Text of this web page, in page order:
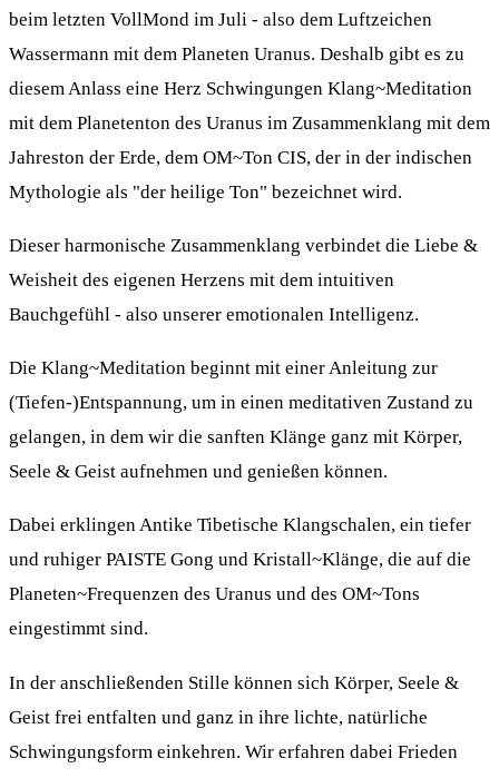
beim letzten VollMond im Juli - also dem Luftzeichen
Wassermann mit dem Planeten Uranus. Deshalb gibt es zu
diesem Anlass eine Herz Schwingungen Klang~Meditation
mit dem Planetenton des Uranus im Zusammenklang mit dem
Jahreston der Erde, dem OM~Ton CIS, der in der indischen
Mythologie als "der heilige Ton" bezeichnet wird.
Dieser harmonische Zusammenklang verbindet die Liebe &
Weisheit des eigenen Herzens mit dem intuitiven
Bauchgefühl - also unserer emotionalen Intelligenz.
Die Klang~Meditation beginnt mit einer Anleitung zur
(Tiefen-)Entspannung, um in einen meditativen Zustand zu
gelangen, in dem wir die sanften Klänge ganz mit Körper,
Seele & Geist aufnehmen und genießen können.
Dabei erklingen Antike Tibetische Klangschalen, ein tiefer
und ruhiger PAISTE Gong und Kristall~Klänge, die auf die
Planeten~Frequenzen des Uranus und des OM~Tons
eingestimmt sind.
In der anschließenden Stille können sich Körper, Seele &
Geist frei entfalten und ganz in ihre lichte, natürliche
Schwingungsform einkehren. Wir erfahren dabei Frieden